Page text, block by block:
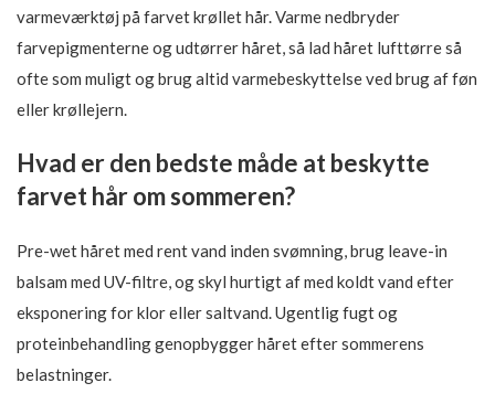
varmeværktøj på farvet krøllet hår. Varme nedbryder
farvepigmenterne og udtørrer håret, så lad håret lufttørre så
ofte som muligt og brug altid varmebeskyttelse ved brug af føn
eller krøllejern.
Hvad er den bedste måde at beskytte
farvet hår om sommeren?
Pre-wet håret med rent vand inden svømning, brug leave-in
balsam med UV-filtre, og skyl hurtigt af med koldt vand efter
eksponering for klor eller saltvand. Ugentlig fugt og
proteinbehandling genopbygger håret efter sommerens
belastninger.